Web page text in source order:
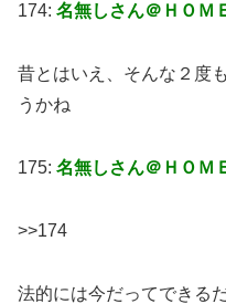
174: 名無しさん＠ＨＯＭ
昔とはいえ、そんな２度
うかね
175: 名無しさん＠ＨＯＭ
>>174
法的には今だってできるだ